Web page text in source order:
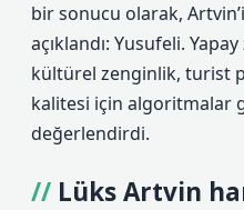
bir sonucu olarak,
açıklandı: Yusufeli.
kültürel zenginlik, turist
kalitesi için algoritmalar
değerlendirdi.
Lüks Artvin